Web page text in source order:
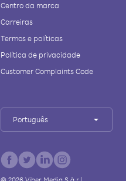
Centro da marca
Carreiras
Termos e políticas
Política de privacidade
Customer Complaints Code
Português